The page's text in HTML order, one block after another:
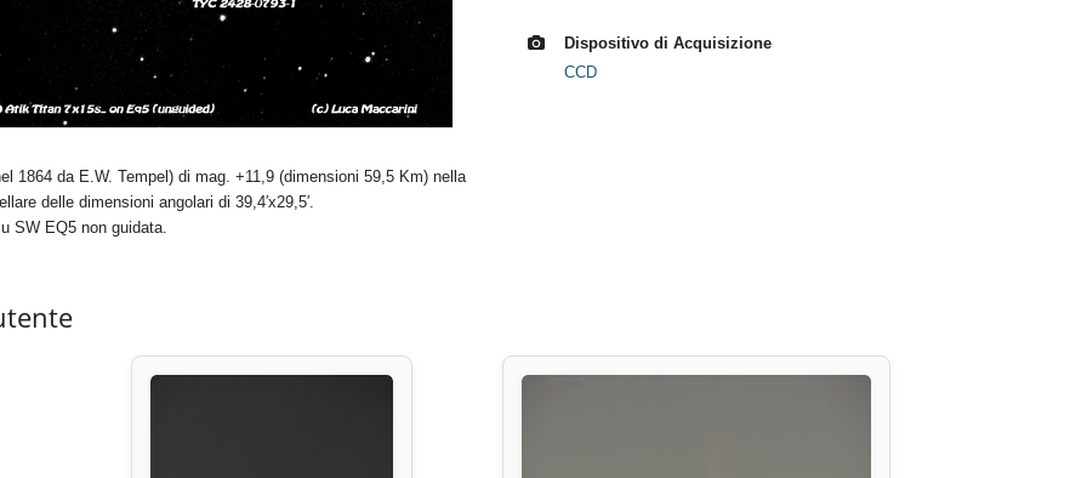
1864 da E.W. Tempel) di mag. +11,9 (dimensioni 59,5 Km) nella
delle dimensioni angolari di 39,4′x29,5′.
SW EQ5 non guidata.
Dispositivo di Acquisizione
CCD